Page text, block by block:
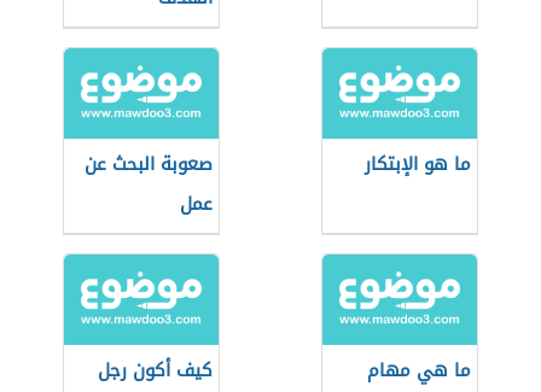
ما هو الإبتكار
صعوبة البحث عن
عمل
ما هي مهام
كيف أكون رجل